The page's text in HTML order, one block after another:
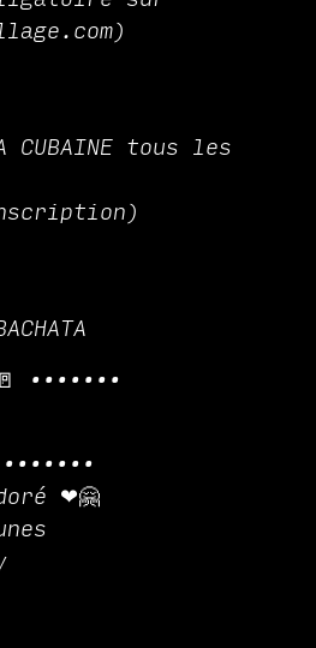
tous les
•••••••
❤🤗